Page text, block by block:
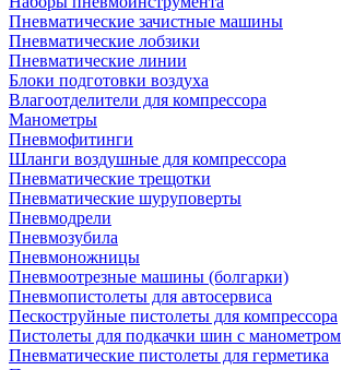
Пневматические зачистные машины
Пневматические лобзики
Пневматические линии
Блоки подготовки воздуха
Влагоотделители для компрессора
Манометры
Пневмофитинги
Шланги воздушные для компрессора
Пневматические трещотки
Пневматические шуруповерты
Пневмодрели
Пневмозубила
Пневмоножницы
Пневмоотрезные машины (болгарки)
Пневмопистолеты для автосервиса
Пескоструйные пистолеты для компрессора
Пистолеты для подкачки шин с манометром
Пневматические пистолеты для герметика